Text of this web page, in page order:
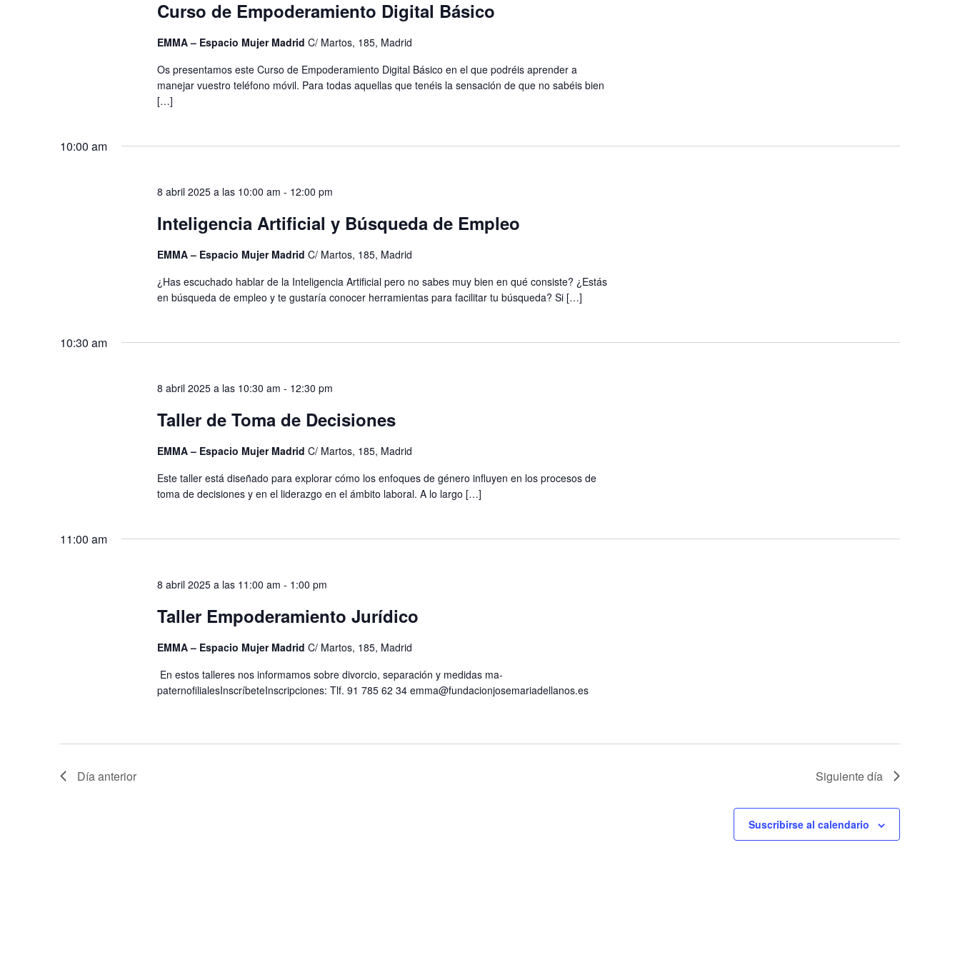
Curso de Empoderamiento Digital Básico
EMMA – Espacio Mujer Madrid C/ Martos, 185, Madrid
Os presentamos este Curso de Empoderamiento Digital Básico en el que podréis aprender a
manejar vuestro teléfono móvil. Para todas aquellas que tenéis la sensación de que no sabéis bien
[…]
10:00 am
8 abril 2025 a las 10:00 am - 12:00 pm
Inteligencia Artificial y Búsqueda de Empleo
EMMA – Espacio Mujer Madrid C/ Martos, 185, Madrid
¿Has escuchado hablar de la Inteligencia Artificial pero no sabes muy bien en qué consiste? ¿Estás
en búsqueda de empleo y te gustaría conocer herramientas para facilitar tu búsqueda? Si […]
10:30 am
8 abril 2025 a las 10:30 am - 12:30 pm
Taller de Toma de Decisiones
EMMA – Espacio Mujer Madrid C/ Martos, 185, Madrid
Este taller está diseñado para explorar cómo los enfoques de género influyen en los procesos de
toma de decisiones y en el liderazgo en el ámbito laboral. A lo largo […]
11:00 am
8 abril 2025 a las 11:00 am - 1:00 pm
Taller Empoderamiento Jurídico
EMMA – Espacio Mujer Madrid C/ Martos, 185, Madrid
En estos talleres nos informamos sobre divorcio, separación y medidas ma-
paternofilialesInscríbeteInscripciones: Tlf. 91 785 62 34 emma@fundacionjosemariadellanos.es
Día anterior Siguiente día
Suscribirse al calendario